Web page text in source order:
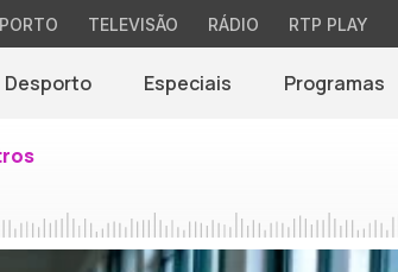
TELEVISÃO RÁDIO RTP PLAY
Desporto Especiais Programas